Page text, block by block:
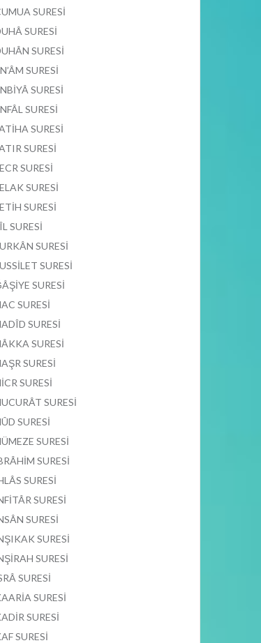
SURESİ
SURESİ
SURESİ
SURESİ
SURESİ
SURESİ
SURESİ
SURESİ
SURESİ
SURESİ
SURESİ
SURESİ
SURESİ
SURESİ
SURESİ
SURESİ
SURESİ
SURESİ
SURESİ
SURESİ
SURESİ
SURESİ
SURESİ
SURESİ
SURESİ
SURESİ
SURESİ
SURESİ
SURESİ
SURESİ
SURESİ
SURESİ
SURESİ